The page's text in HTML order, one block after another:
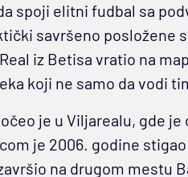
spoji elitni fudbal sa
savršeno posložene
iz Betisa vratio na
koji ne samo da vodi
je u Viljarealu, gde
je 2006. godine
na drugom mestu